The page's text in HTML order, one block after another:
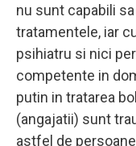
nu sunt capabili
tratamentele, iar
psihiatru si nici
competente in
putin in tratarea
(angajatii) sunt
astfel de